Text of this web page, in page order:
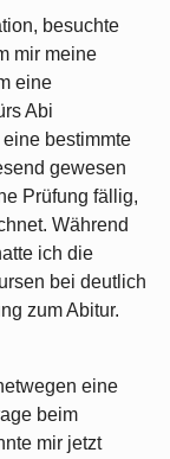
besuchte
mir meine
eine
Abi
bestimmte
gewesen
Prüfung fällig,
Während
ich die
bei deutlich
zum Abitur.
eine
beim
mir jetzt